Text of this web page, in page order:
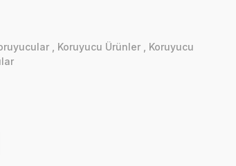
Koruyucu Ürünler
Koruyucu